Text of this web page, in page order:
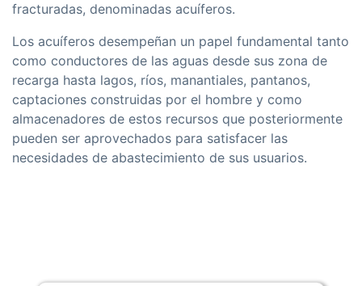
fracturadas, denominadas acuíferos.
Los acuíferos desempeñan un papel fundamental tanto
como conductores de las aguas desde sus zona de
recarga hasta lagos, rí­os, manantiales, pantanos,
captaciones construidas por el hombre y como
almacenadores de estos recursos que posteriormente
pueden ser aprovechados para satisfacer las
necesidades de abastecimiento de sus usuarios.